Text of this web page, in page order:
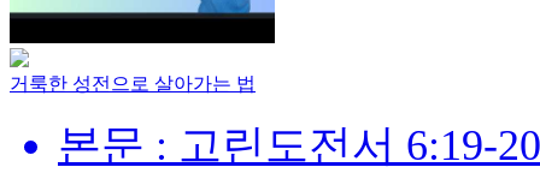
거룩한 성전으로 살아가는 법
본문 : 고린도전서 6:19-20